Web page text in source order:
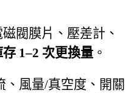
磁閥膜片、壓差計、
1–2 次更換量 。
、風量/真空度、開關